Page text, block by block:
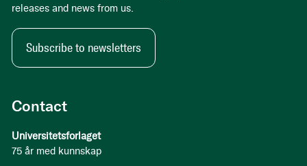
Contact
Universitetsforlaget
75 år med kunnskap
releases and news from us.
Subscribe to newsletters